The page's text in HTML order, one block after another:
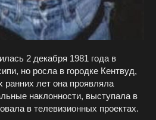
2 декабря 1981 года в
но росла в городке Кентвуд,
лет она проявляла
наклонности, выступала в
в телевизионных проектах.